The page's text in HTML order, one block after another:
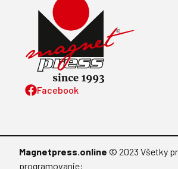
Facebook
Magnetpress.online © 2023 Všetky
programovanie: